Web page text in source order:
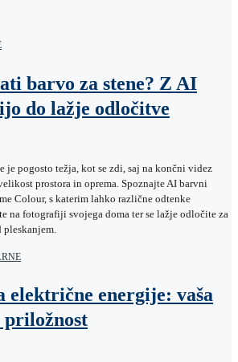
barvo za stene? Z AI
do lažje odločitve
je pogosto težja, kot se zdi, saj na končni videz
prostora in oprema. Spoznajte AI barvni
Colour, s katerim lahko različne odtenke
na fotografiji svojega doma ter se lažje odločite za
pleskanjem.
električne energije: vaša